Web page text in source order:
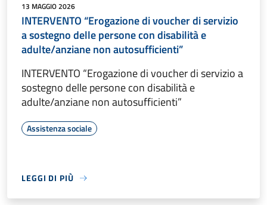
13 MAGGIO 2026
INTERVENTO “Erogazione di voucher di servizio
a sostegno delle persone con disabilità e
adulte/anziane non autosufficienti”
INTERVENTO “Erogazione di voucher di servizio a
sostegno delle persone con disabilità e
adulte/anziane non autosufficienti”
Assistenza sociale
LEGGI DI PIÙ